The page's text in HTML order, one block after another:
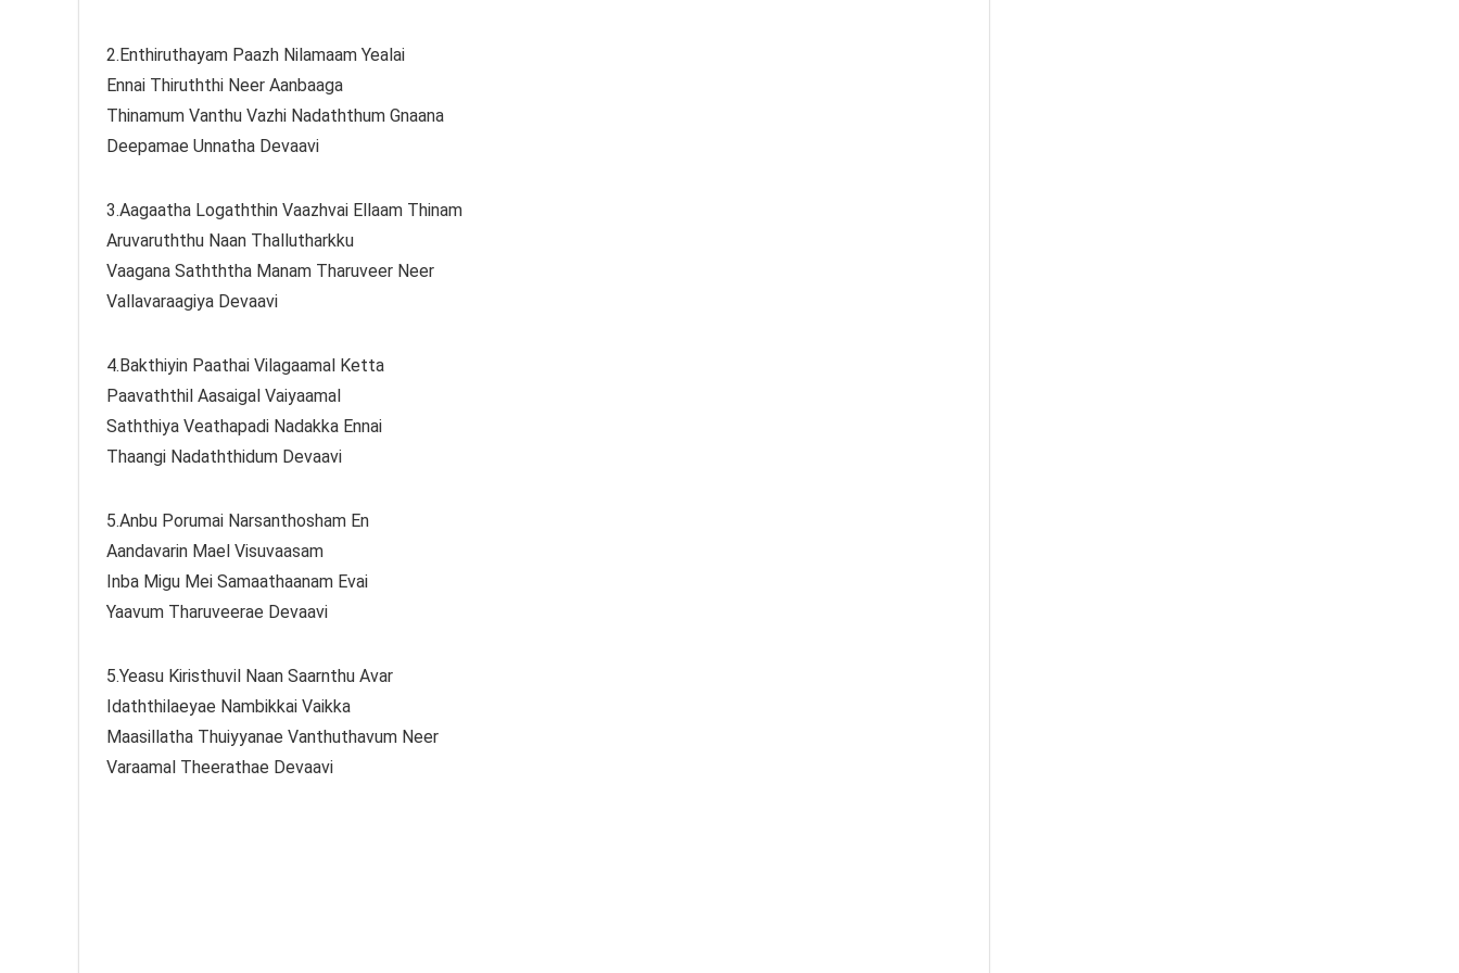
2.Enthiruthayam Paazh Nilamaam Yealai
Ennai Thiruththi Neer Aanbaaga
Thinamum Vanthu Vazhi Nadaththum Gnaana
Deepamae Unnatha Devaavi
3.Aagaatha Logaththin Vaazhvai Ellaam Thinam
Aruvaruththu Naan Thallutharkku
Vaagana Sathththa Manam Tharuveer Neer
Vallavaraagiya Devaavi
4.Bakthiyin Paathai Vilagaamal Ketta
Paavaththil Aasaigal Vaiyaamal
Saththiya Veathapadi Nadakka Ennai
Thaangi Nadaththidum Devaavi
5.Anbu Porumai Narsanthosham En
Aandavarin Mael Visuvaasam
Inba Migu Mei Samaathaanam Evai
Yaavum Tharuveerae Devaavi
5.Yeasu Kiristhuvil Naan Saarnthu Avar
Idaththilaeyae Nambikkai Vaikka
Maasillatha Thuiyyanae Vanthuthavum Neer
Varaamal Theerathae Devaavi